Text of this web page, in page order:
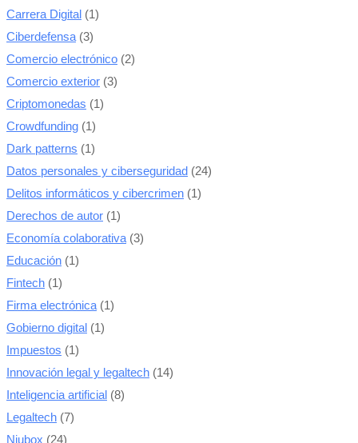
Carrera Digital (1)
Ciberdefensa(3)
Comercio electrónico (2)
Comercio exterior (3)
Criptomonedas (1)
Crowdfunding (1)
Dark patterns (1)
Datos personales y ciberseguridad (24)
Delitos informáticos y cibercrimen (1)
Derechos de autor (1)
Economía colaborativa(3)
Educación (1)
Fintech (1)
Firma electrónica(1)
Gobierno digital (1)
Impuestos (1)
Innovación legal y legaltech (14)
Inteligencia artificial (8)
Legaltech (7)
Niubox (24)